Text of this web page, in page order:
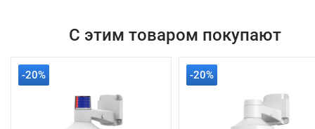
С этим товаром покупают
-20% -20%